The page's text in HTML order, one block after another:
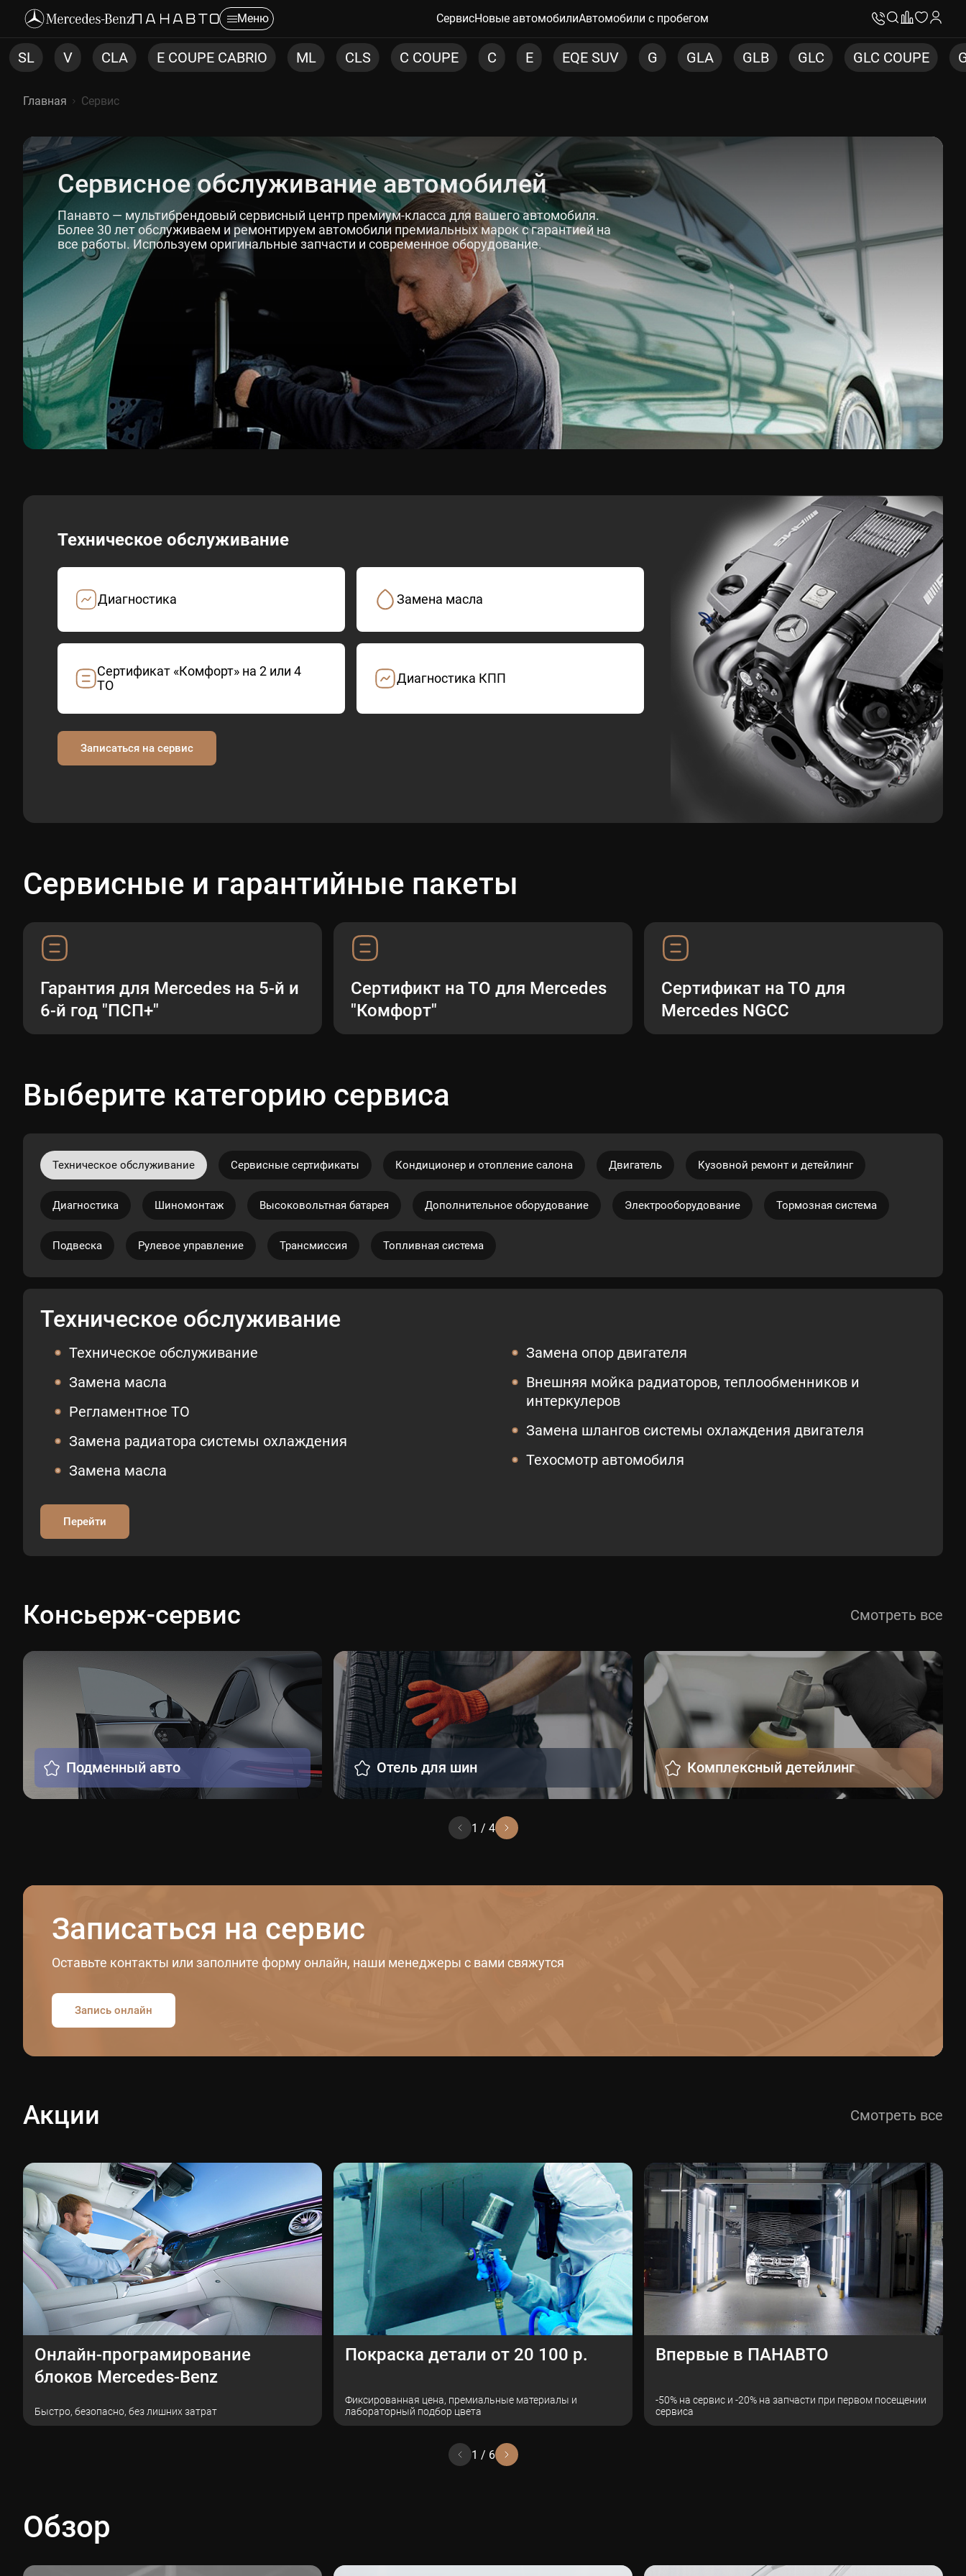
Меню СервисНовые автомобилиАвтомобили с пробегом
CABRIO ML CLS C COUPE C E EQE SUV G GLA GLB GLC GLC COUPE GLE GLE COUPE GLS
Главная Сервис
Сервисное обслуживание автомобилей
Панавто — мультибрендовый сервисный центр премиум-класса для вашего автомобиля.
Более 30 лет обслуживаем и ремонтируем автомобили премиальных марок с гарантией на
все работы. Используем оригинальные запчасти и современное оборудование.
Техническое обслуживание
Диагностика Замена масла
Сертификат «Комфорт» на 2 или 4
ТО
Диагностика КПП
Записаться на сервис
Сервисные и гарантийные пакеты
Гарантия для Mercedes на 5-й и
6-й год "ПСП+"
Сертификт на ТО для Mercedes
"Комфорт"
Сертификат на ТО для
Mercedes NGCC
Выберите категорию сервиса
Техническое обслуживание Сервисные сертификаты Кондиционер и отопление салона Двигатель Кузовной ремонт и детейлинг
Диагностика Шиномонтаж Высоковольтная батарея Дополнительное оборудование Электрооборудование Тормозная система
Подвеска Рулевое управление Трансмиссия Топливная система
Техническое обслуживание
Техническое обслуживание
Замена масла
Регламентное ТО
Замена радиатора системы охлаждения
Замена масла
Замена опор двигателя
Внешняя мойка радиаторов, теплообменников и
интеркулеров
Замена шлангов системы охлаждения двигателя
Техосмотр автомобиля
Перейти
Консьерж-сервис Смотреть все
Подменный авто Отель для шин Комплексный детейлинг
1 / 4
Записаться на сервис
Оставьте контакты или заполните форму онлайн, наши менеджеры с вами свяжутся
Запись онлайн
Акции Смотреть все
Онлайн-програмирование
блоков Mercedes-Benz
Быстро, безопасно, без лишних затрат
Покраска детали от 20 100 р.
Фиксированная цена, премиальные материалы и
лабораторный подбор цвета
Впервые в ПАНАВТО
-50% на сервис и -20% на запчасти при первом посещении
сервиса
1 / 6
Обзор